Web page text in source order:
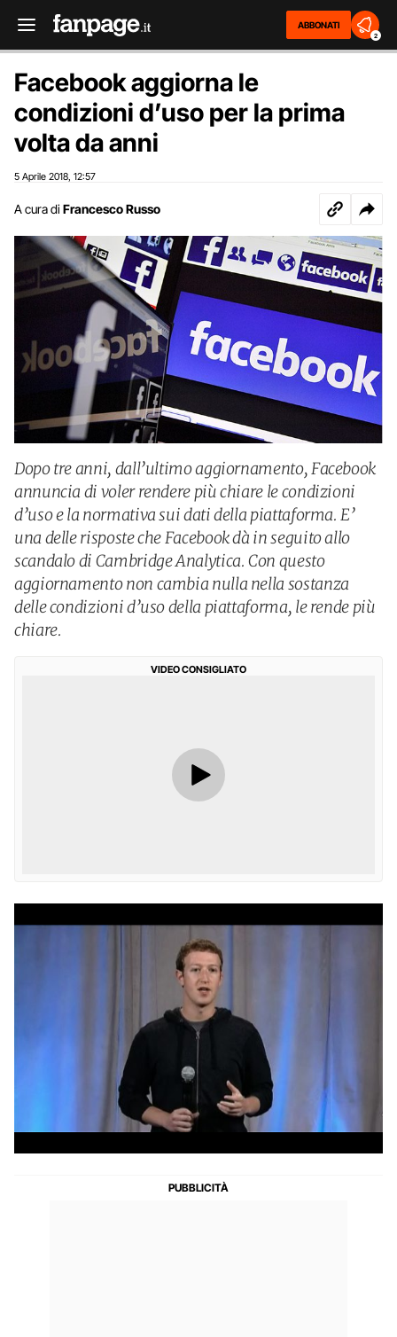
ABBONATI
2
Facebook aggiorna le
condizioni d’uso per la prima
volta da anni
5 Aprile 2018 12:57
A cura di Francesco Russo
Dopo tre anni, dall’ultimo aggiornamento, Facebook
annuncia di voler rendere più chiare le condizioni
d’uso e la normativa sui dati della piattaforma. E’
una delle risposte che Facebook dà in seguito allo
scandalo di Cambridge Analytica. Con questo
aggiornamento non cambia nulla nella sostanza
delle condizioni d’uso della piattaforma, le rende più
chiare.
VIDEO CONSIGLIATO